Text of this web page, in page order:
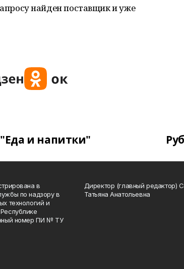
найден поставщик и уже
и напитки"
в
по надзору в
технологий и
номер ПИ № ТУ
Директор (главный редактор)
Татьяна Анатольевна